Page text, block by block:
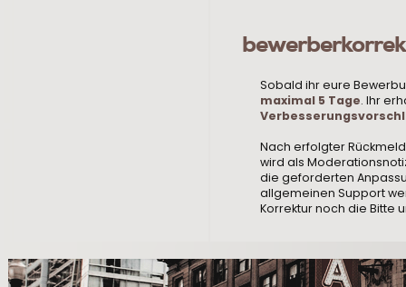
Sobald ihr eure
maximal 5 Tage. Ihr
Nach erfolgter
wird als
die geforderten
allgemeinen Support
Korrektur noch die Bitte